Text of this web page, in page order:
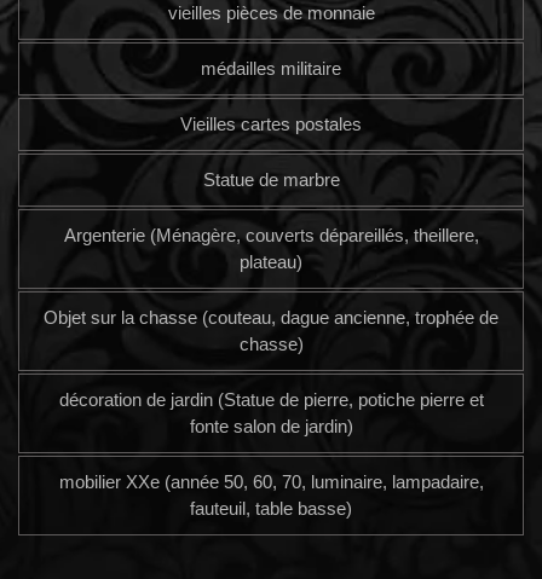
vieilles pièces de monnaie
médailles militaire
Vieilles cartes postales
Statue de marbre
Argenterie (Ménagère, couverts dépareillés, theillere,
plateau)
Objet sur la chasse (couteau, dague ancienne, trophée de
chasse)
décoration de jardin (Statue de pierre, potiche pierre et
fonte salon de jardin)
mobilier XXe (année 50, 60, 70, luminaire, lampadaire,
fauteuil, table basse)